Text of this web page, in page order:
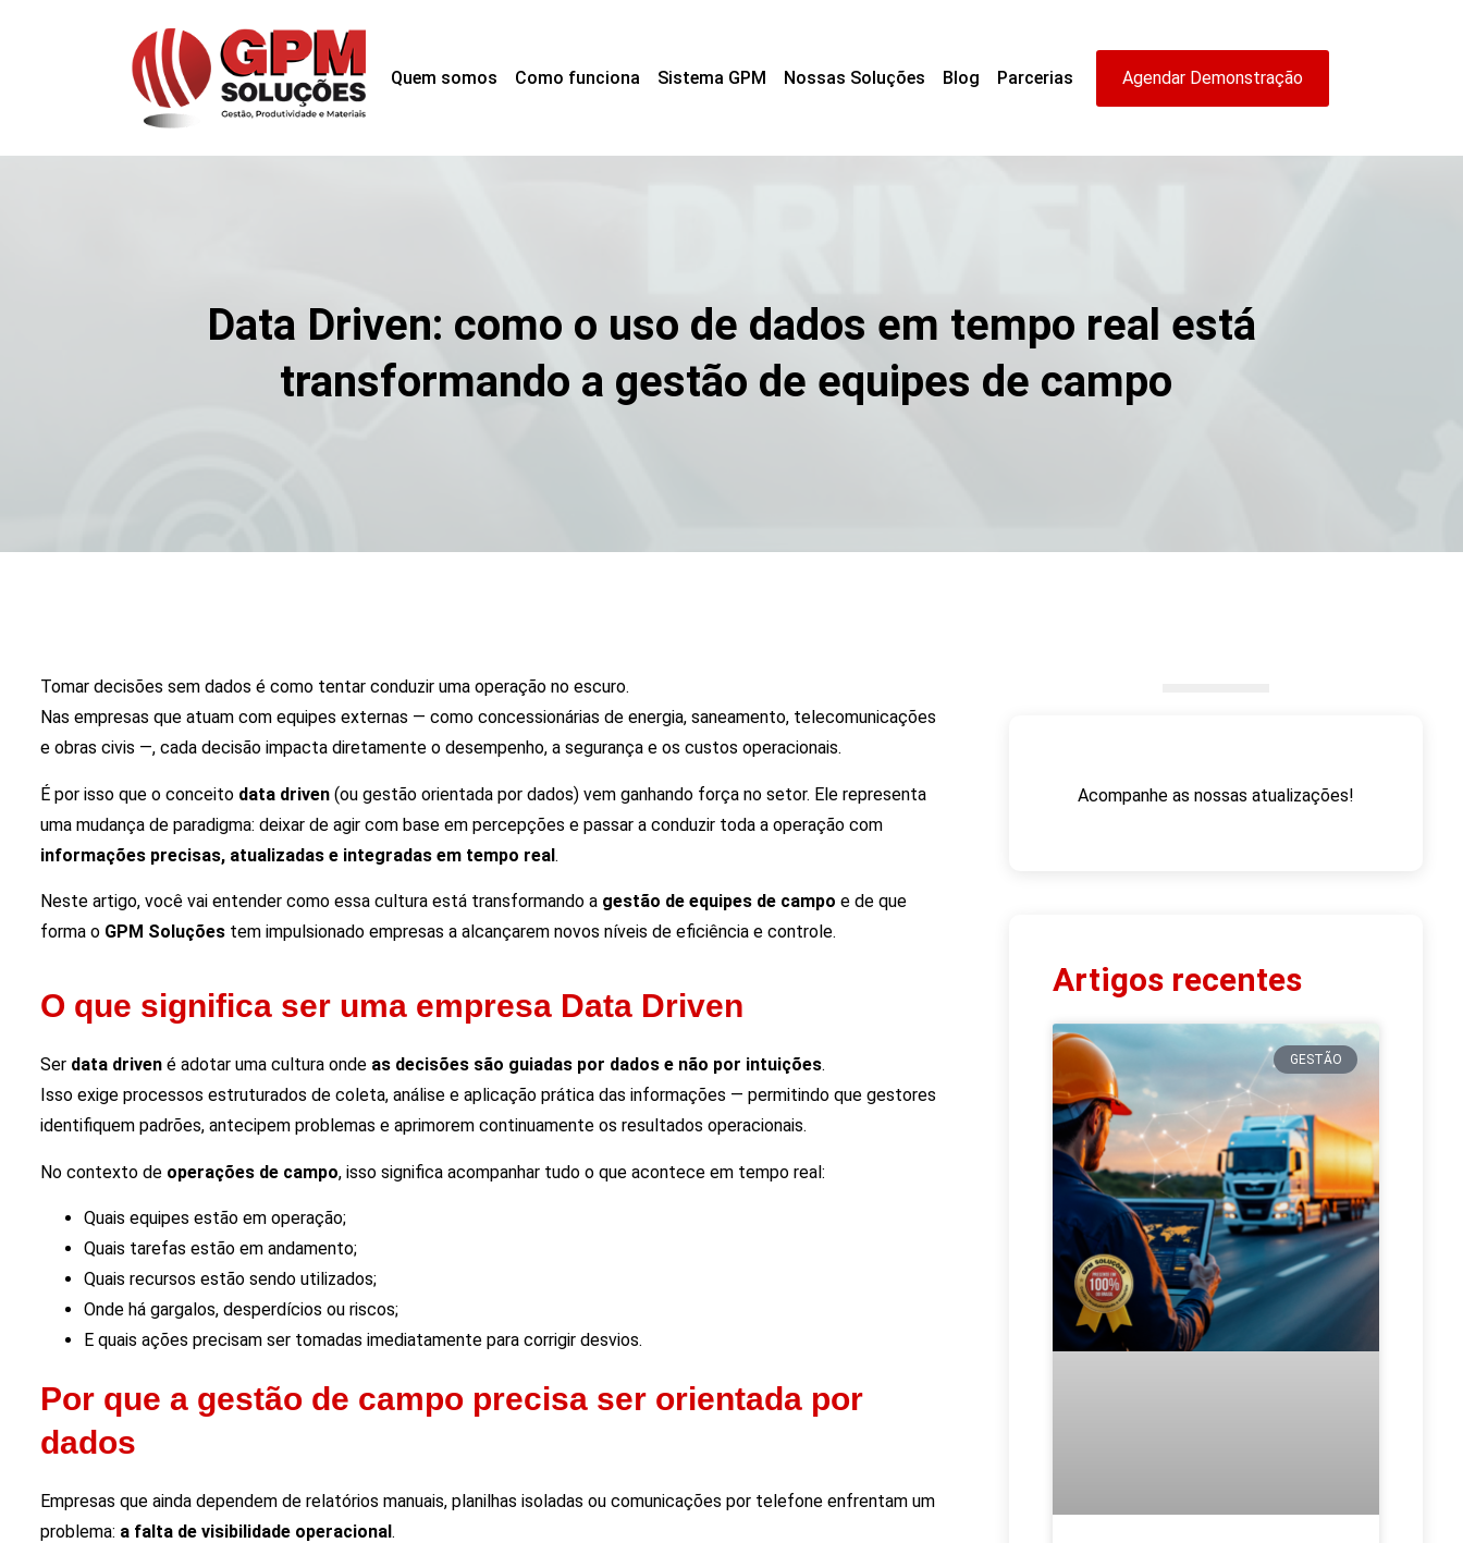
Quem somos Como funciona Sistema GPM Nossas Soluções Blog Parcerias Agendar Demonstração
Data Driven: como o uso de dados em tempo real está
transformando a gestão de equipes de campo
Tomar decisões sem dados é como tentar conduzir uma operação no escuro.
Nas empresas que atuam com equipes externas — como concessionárias de energia, saneamento, telecomunicações
e obras civis —, cada decisão impacta diretamente o desempenho, a segurança e os custos operacionais.
É por isso que o conceito data driven (ou gestão orientada por dados) vem ganhando força no setor. Ele representa
uma mudança de paradigma: deixar de agir com base em percepções e passar a conduzir toda a operação com
informações precisas, atualizadas e integradas em tempo real.
Neste artigo, você vai entender como essa cultura está transformando a gestão de equipes de campo e de que
forma o GPM Soluções tem impulsionado empresas a alcançarem novos níveis de eficiência e controle.
O que significa ser uma empresa Data Driven
Ser data driven é adotar uma cultura onde as decisões são guiadas por dados e não por intuições.
Isso exige processos estruturados de coleta, análise e aplicação prática das informações — permitindo que gestores
identifiquem padrões, antecipem problemas e aprimorem continuamente os resultados operacionais.
No contexto de operações de campo, isso significa acompanhar tudo o que acontece em tempo real:
Quais equipes estão em operação;
Quais tarefas estão em andamento;
Quais recursos estão sendo utilizados;
Onde há gargalos, desperdícios ou riscos;
E quais ações precisam ser tomadas imediatamente para corrigir desvios.
Por que a gestão de campo precisa ser orientada por
dados
Empresas que ainda dependem de relatórios manuais, planilhas isoladas ou comunicações por telefone enfrentam um
problema: a falta de visibilidade operacional.
Acompanhe as nossas atualizações!
Artigos recentes
GESTÃO